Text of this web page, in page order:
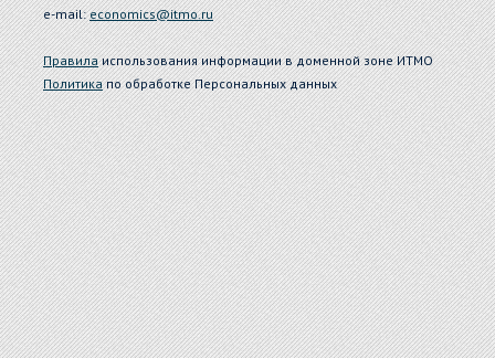
e-mail:economics@itmo.ru
Правилаиспользования информации в доменной зоне ИТМО
Политикапо обработке Персональных данных